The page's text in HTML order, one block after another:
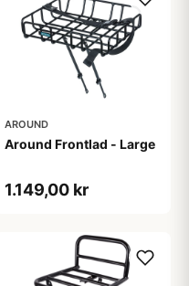
AROUND
Around Frontlad - Large
1.149,00 kr